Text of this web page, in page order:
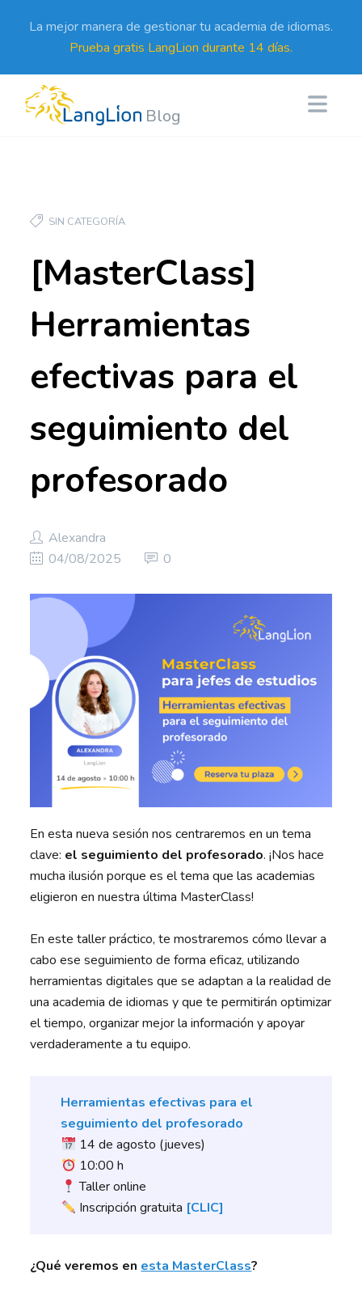
La mejor manera de gestionar tu academia de idiomas.
Prueba gratis LangLion durante 14 días.
Blog
SIN CATEGORÍA
[MasterClass]
Herramientas
efectivas para el
seguimiento del
profesorado
Alexandra
04/08/2025
0
En esta nueva sesión nos centraremos en un tema
clave: el seguimiento del profesorado. ¡Nos hace
mucha ilusión porque es el tema que las academias
eligieron en nuestra última MasterClass!
En este taller práctico, te mostraremos cómo llevar a
cabo ese seguimiento de forma eficaz, utilizando
herramientas digitales que se adaptan a la realidad de
una academia de idiomas y que te permitirán optimizar
el tiempo, organizar mejor la información y apoyar
verdaderamente a tu equipo.
Herramientas efectivas para el
seguimiento del profesorado
14 de agosto (jueves)
10:00 h
Taller online
Inscripción gratuita [CLIC]
¿Qué veremos en esta MasterClass?